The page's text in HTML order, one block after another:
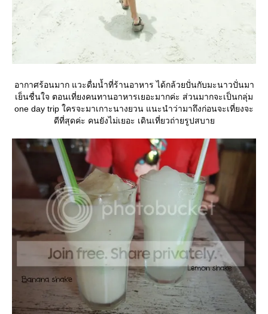
อากาศร้อนมาก แวะดื่มน้ำที่ร้านอาหาร ได้กล้วยปั่นกับมะนาวปั่นมา
เย็นชื่นใจ ตอนเที่ยงคนทานอาหารเยอะมากค่ะ ส่วนมากจะเป็นกลุ่ม
one day trip ใครจะมาเกาะนางยวน แนะนำว่ามาถึงก่อนจะเที่ยงจะ
ดีที่สุดค่ะ คนยังไม่เยอะ เดินเที่ยวถ่ายรูปสบา